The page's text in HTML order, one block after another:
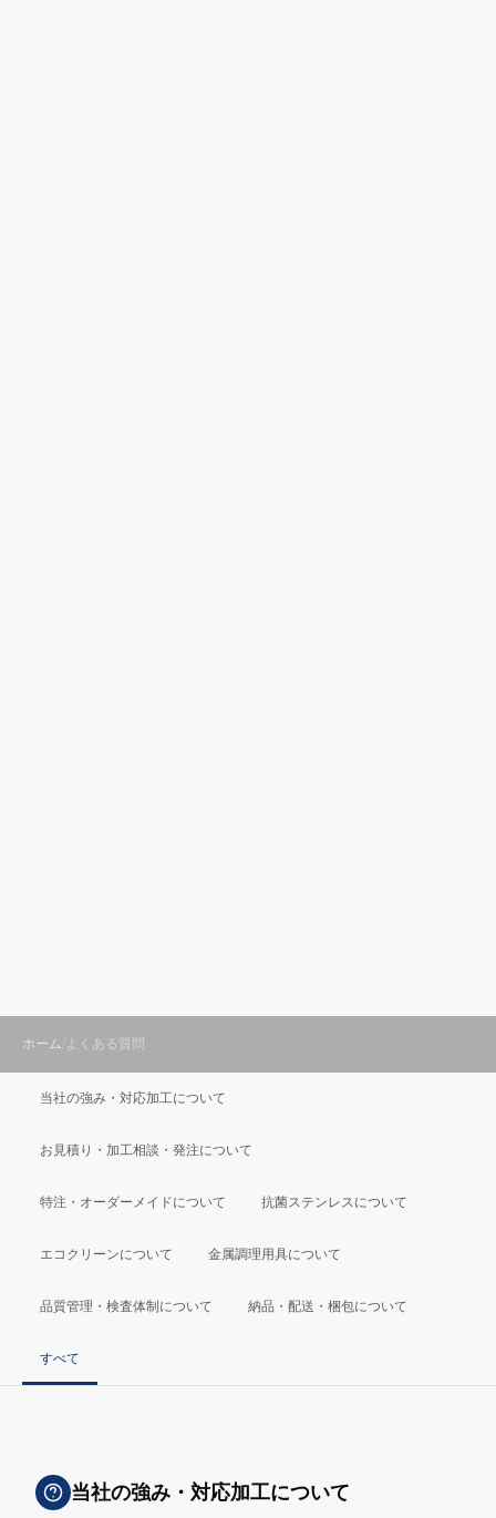
ホーム よくある質問
当社の強み・対応加工について
お見積り・加工相談・発注について
特注・オーダーメイドについて 抗菌ステンレスについて
エコクリーンについて 金属調理用具について
品質管理・検査体制について 納品・配送・梱包について
すべて
当社の強み・対応加工について